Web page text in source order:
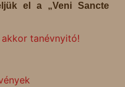
el a „Veni Sancte
tanévnyitó!